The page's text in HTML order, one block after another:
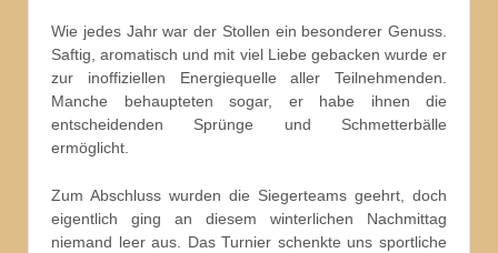
Wie jedes Jahr war der Stollen ein besonderer Genuss.
Saftig, aromatisch und mit viel Liebe gebacken wurde er
zur inoffiziellen Energiequelle aller Teilnehmenden.
Manche behaupteten sogar, er habe ihnen die
entscheidenden Sprünge und Schmetterbälle
ermöglicht.
Zum Abschluss wurden die Siegerteams geehrt, doch
eigentlich ging an diesem winterlichen Nachmittag
niemand leer aus. Das Turnier schenkte uns sportliche